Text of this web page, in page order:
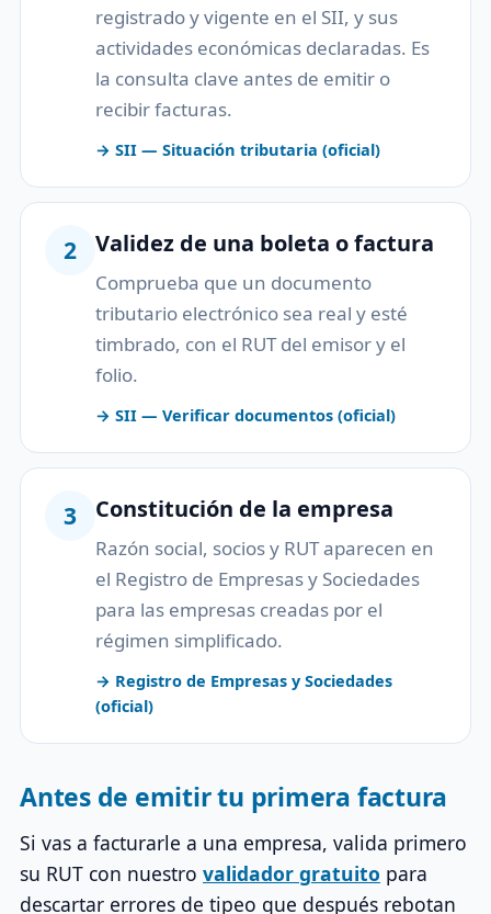
registrado y vigente en el SII, y sus
actividades económicas declaradas. Es
la consulta clave antes de emitir o
recibir facturas.
→ SII — Situación tributaria (oficial)
2 Validez de una boleta o factura
Comprueba que un documento
tributario electrónico sea real y esté
timbrado, con el RUT del emisor y el
folio.
→ SII — Verificar documentos (oficial)
3 Constitución de la empresa
Razón social, socios y RUT aparecen en
el Registro de Empresas y Sociedades
para las empresas creadas por el
régimen simplificado.
→ Registro de Empresas y Sociedades
(oficial)
Antes de emitir tu primera factura
Si vas a facturarle a una empresa, valida primero
su RUT con nuestro validador gratuito para
descartar errores de tipeo que después rebotan